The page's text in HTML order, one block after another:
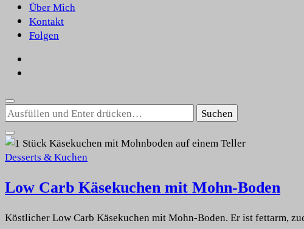
Über Mich
Kontakt
Folgen
Suchst
du
nach
etwas?
Desserts & Kuchen
Low Carb Käsekuchen mit Mohn-Boden
Köstlicher Low Carb Käsekuchen mit Mohn-Boden. Er ist fettarm,